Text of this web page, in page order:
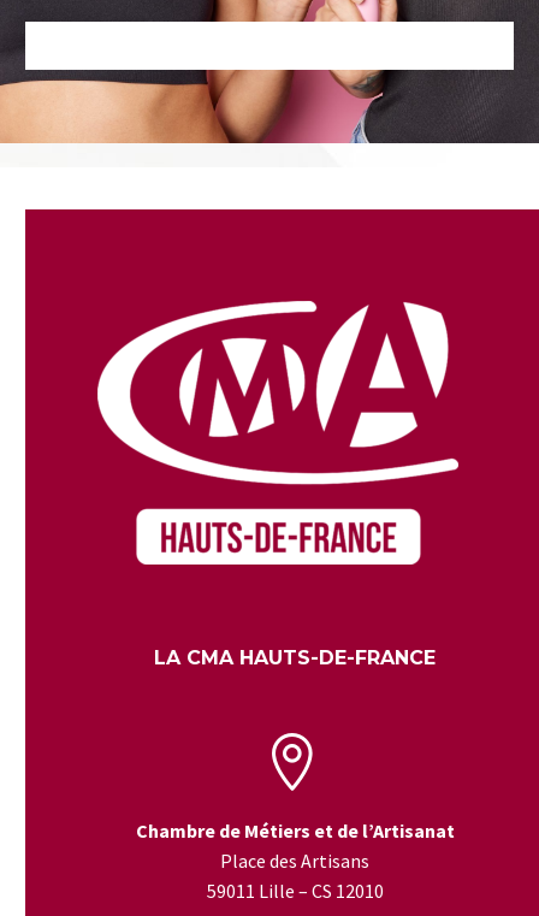
LA CMA HAUTS-DE-FRANCE


Chambre de Métiers et de l’Artisanat
Place des Artisans
59011 Lille – CS 12010